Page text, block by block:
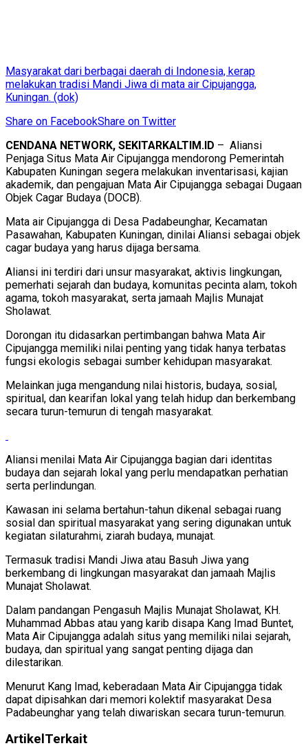
Masyarakat dari berbagai daerah di Indonesia, kerap
melakukan tradisi Mandi Jiwa di mata air Cipujangga,
Kuningan. (dok)
Share on FacebookShare on Twitter
CENDANA NETWORK, SEKITARKALTIM.ID – Aliansi
Penjaga Situs Mata Air Cipujangga mendorong Pemerintah
Kabupaten Kuningan segera melakukan inventarisasi, kajian
akademik, dan pengajuan Mata Air Cipujangga sebagai Dugaan
Objek Cagar Budaya (DOCB).
Mata air Cipujangga di Desa Padabeunghar, Kecamatan
Pasawahan, Kabupaten Kuningan, dinilai Aliansi sebagai objek
cagar budaya yang harus dijaga bersama.
Aliansi ini terdiri dari unsur masyarakat, aktivis lingkungan,
pemerhati sejarah dan budaya, komunitas pecinta alam, tokoh
agama, tokoh masyarakat, serta jamaah Majlis Munajat
Sholawat.
Dorongan itu didasarkan pertimbangan bahwa Mata Air
Cipujangga memiliki nilai penting yang tidak hanya terbatas
fungsi ekologis sebagai sumber kehidupan masyarakat.
Melainkan juga mengandung nilai historis, budaya, sosial,
spiritual, dan kearifan lokal yang telah hidup dan berkembang
secara turun-temurun di tengah masyarakat.
Aliansi menilai Mata Air Cipujangga bagian dari identitas
budaya dan sejarah lokal yang perlu mendapatkan perhatian
serta perlindungan.
Kawasan ini selama bertahun-tahun dikenal sebagai ruang
sosial dan spiritual masyarakat yang sering digunakan untuk
kegiatan silaturahmi, ziarah budaya, munajat.
Termasuk tradisi Mandi Jiwa atau Basuh Jiwa yang
berkembang di lingkungan masyarakat dan jamaah Majlis
Munajat Sholawat.
Dalam pandangan Pengasuh Majlis Munajat Sholawat, KH.
Muhammad Abbas atau yang karib disapa Kang Imad Buntet,
Mata Air Cipujangga adalah situs yang memiliki nilai sejarah,
budaya, dan spiritual yang sangat penting dijaga dan
dilestarikan.
Menurut Kang Imad, keberadaan Mata Air Cipujangga tidak
dapat dipisahkan dari memori kolektif masyarakat Desa
Padabeunghar yang telah diwariskan secara turun-temurun.
Artikel Terkait